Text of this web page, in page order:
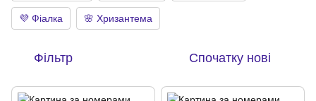
💜 Фіалка 🌸 Хризантема
Фільтр Спочатку нові